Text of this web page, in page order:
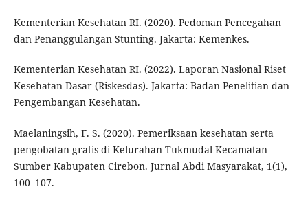
Kementerian Kesehatan RI. (2020). Pedoman Pencegahan
dan Penanggulangan Stunting. Jakarta: Kemenkes.
Kementerian Kesehatan RI. (2022). Laporan Nasional Riset
Kesehatan Dasar (Riskesdas). Jakarta: Badan Penelitian dan
Pengembangan Kesehatan.
Maelaningsih, F. S. (2020). Pemeriksaan kesehatan serta
pengobatan gratis di Kelurahan Tukmudal Kecamatan
Sumber Kabupaten Cirebon. Jurnal Abdi Masyarakat, 1(1),
100–107.